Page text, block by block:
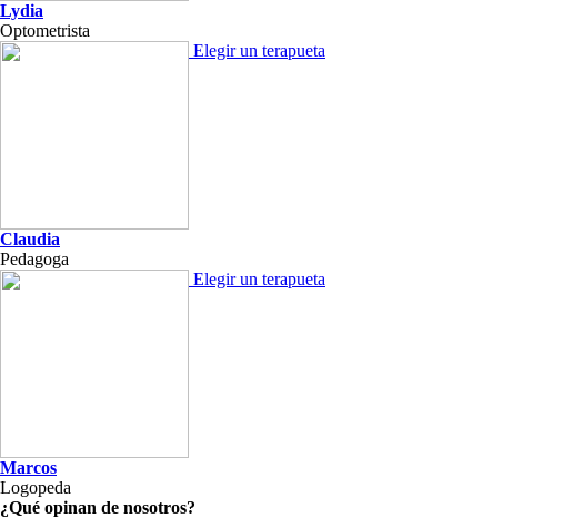
Lydia
Optometrista
Elegir un terapueta
Claudia
Pedagoga
Elegir un terapueta
Marcos
Logopeda
¿Qué opinan de nosotros?